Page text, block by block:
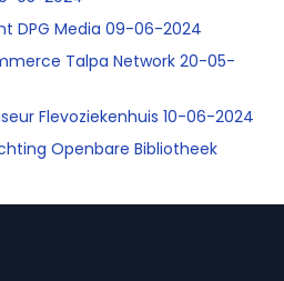
DPG Media 09-06-2024
Talpa Network 20-05-
Flevoziekenhuis 10-06-2024
Openbare Bibliotheek